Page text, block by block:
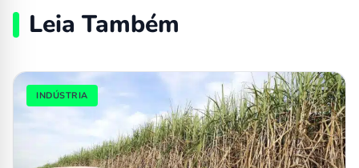
Leia Também
INDÚSTRIA